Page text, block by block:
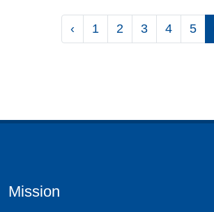
‹ 1 2 3 4 5
Mission